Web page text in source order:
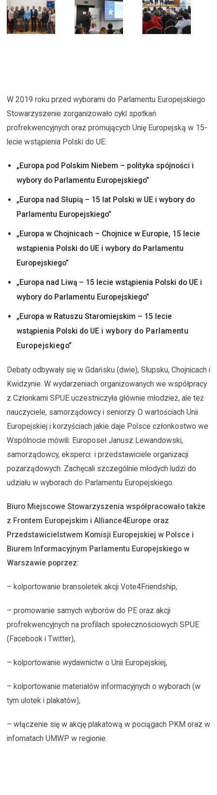
W 2019 roku przed wyborami do Parlamentu Europejskiego
Stowarzyszenie zorganizowało cykl spotkań
profrekwencyjnych oraz promujących Unię Europejską w 15-
lecie wstąpienia Polski do UE:
„Europa pod Polskim Niebem – polityka spójności i
wybory do Parlamentu Europejskiego”
„Europa nad Słupią – 15 lat Polski w UE i wybory do
Parlamentu Europejskiego”
„Europa w Chojnicach – Chojnice w Europie, 15 lecie
wstąpienia Polski do UE i wybory do Parlamentu
Europejskiego”
„Europa nad Liwą – 15 lecie wstąpienia Polski do UE i
wybory do Parlamentu Europejskiego”
„Europa w Ratuszu Staromiejskim – 15 lecie
wstąpienia Polski do UE i wybory do Parlamentu
Europejskiego”
Debaty odbywały się w Gdańsku (dwie), Słupsku, Chojnicach i
Kwidzynie. W wydarzeniach organizowanych we współpracy
z Członkami SPUE uczestniczyła głównie młodzież, ale też
nauczyciele, samorządowcy i seniorzy. O wartościach Unii
Europejskiej i korzyściach jakie daje Polsce członkostwo we
Wspólnocie mówili: Europoseł Janusz Lewandowski,
samorządowcy, eksperci i przedstawiciele organizacji
pozarządowych. Zachęcali szczególnie młodych ludzi do
udziału w wyborach do Parlamentu Europejskiego.
Biuro Miejscowe Stowarzyszenia współpracowało także
z Frontem Europejskim i Alliance4Europe oraz
Przedstawicielstwem Komisji Europejskiej w Polsce i
Biurem Informacyjnym Parlamentu Europejskiego w
Warszawie poprzez:
– kolportowanie bransoletek akcji Vote4Friendship,
– promowanie samych wyborów do PE oraz akcji
profrekwencyjnych na profilach społecznościowych SPUE
(Facebook i Twitter),
– kolportowanie wydawnictw o Unii Europejskiej,
– kolportowanie materiałów informacyjnych o wyborach (w
tym ulotek i plakatów),
– włączenie się w akcję plakatową w pociągach PKM oraz w
infomatach UMWP w regionie.